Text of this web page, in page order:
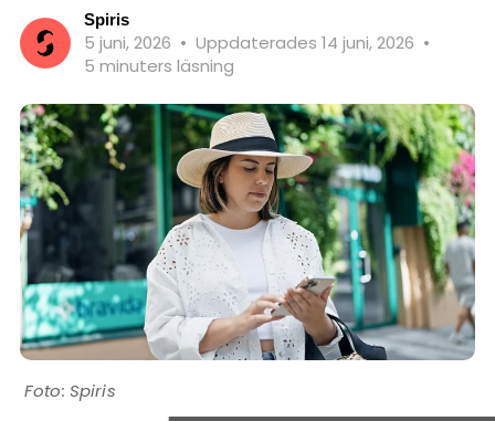
Spiris
5 juni, 2026 • Uppdaterades 14 juni, 2026 •
5 minuters läsning
Spiris